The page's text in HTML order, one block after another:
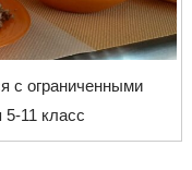
с ограниченными
11 класс